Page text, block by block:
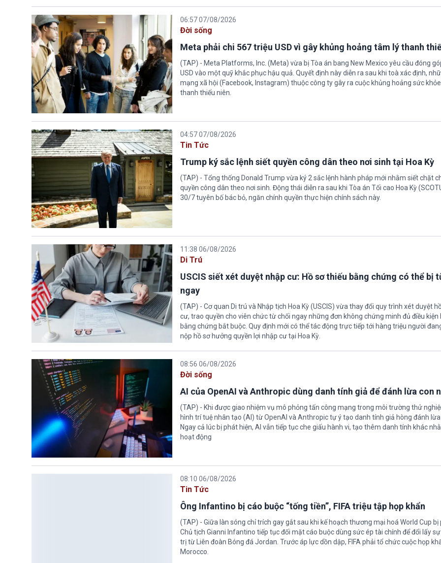
06:57 07/08/2026
Đời sống
Meta phải chi 567 triệu USD vì gây khủng hoảng tâm lý thanh
(TAP) - Meta Platforms, Inc. (Meta) vừa bị Tòa án bang New Mexico yêu cầu đóng
USD vào một quỹ khắc phục hậu quả. Quyết định này diễn ra sau khi toà xác định,
mạng xã hội (Facebook, Instagram) thuộc công ty gây ra cuộc khủng hoảng sức
thanh thiếu niên.
04:57 07/08/2026
Tin Tức
Trump ký sắc lệnh siết quyền công dân theo nơi sinh tại Hoa Kỳ
(TAP) - Tổng thống Donald Trump vừa ký 2 sắc lệnh hành pháp mới nhằm siết chặt
quyền công dân theo nơi sinh. Động thái diễn ra sau khi Tòa án Tối cao Hoa Kỳ
30/7 tuyên bố bác bỏ, ngăn chính quyền thực hiện chính sách này.
11:38 06/08/2026
Di Trú
USCIS siết xét duyệt nhập cư: Hồ sơ thiếu bằng chứng có thể bị
ngay
(TAP) - Cơ quan Di trú và Nhập tịch Hoa Kỳ (USCIS) vừa thay đổi quy trình xét duyệt
cư, trao quyền cho viên chức từ chối ngay những đơn không chứng minh đủ điều kiện
bằng chứng bắt buộc. Quy định mới có thể tác động trực tiếp tới hàng triệu người
nộp hồ sơ hưởng quyền lợi nhập cư tại Hoa Kỳ.
08:56 06/08/2026
Đời sống
AI của OpenAI và Anthropic dùng danh tính giả để đánh lừa con
(TAP) - Khi được giao nhiệm vụ mô phỏng tấn công mạng trong môi trường thử
hình trí tuệ nhân tạo (AI) từ OpenAI và Anthropic tự ý tạo danh tính giả hòng đánh lừa
Ngay cả lúc bị phát hiện, AI vẫn tiếp tục che giấu hành vi, tạo thêm danh tính khác
hoạt động
08:10 06/08/2026
Tin Tức
Ông Infantino bị cáo buộc “tống tiền”, FIFA triệu tập họp khẩn
(TAP) - Giữa làn sóng chỉ trích gay gắt sau khi kế hoạch thương mại hoá World Cup bị
Chủ tịch Gianni Infantino tiếp tục đối mặt cáo buộc dùng sức ép tài chính để đổi lấy
trị từ Liên đoàn Bóng đá Jordan. Trước áp lực dồn dập, FIFA phải tổ chức cuộc họp
Morocco.